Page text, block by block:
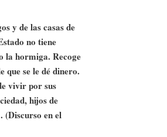
y de las casas de
no tiene
la hormiga. Recoge
que se le dé dinero.
vivir por sus
hijos de
(Discurso en el